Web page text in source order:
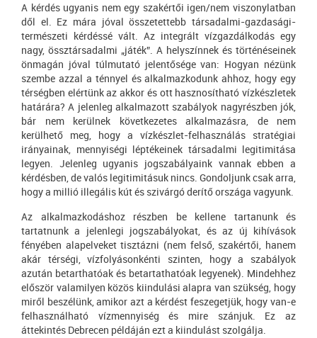
A kérdés ugyanis nem egy szakértői igen/nem viszonylatban
dől el. Ez mára jóval összetettebb társadalmi-gazdasági-
természeti kérdéssé vált. Az integrált vízgazdálkodás egy
nagy, össztársadalmi „játék”. A helyszínnek és történéseinek
önmagán jóval túlmutató jelentősége van: Hogyan nézünk
szembe azzal a ténnyel és alkalmazkodunk ahhoz, hogy egy
térségben elértünk az akkor és ott hasznosítható vízkészletek
határára? A jelenleg alkalmazott szabályok nagyrészben jók,
bár nem kerülnek következetes alkalmazásra, de nem
kerülhető meg, hogy a vízkészlet-felhasználás stratégiai
irányainak, mennyiségi léptékeinek társadalmi legitimitása
legyen. Jelenleg ugyanis jogszabályaink vannak ebben a
kérdésben, de valós legitimitásuk nincs. Gondoljunk csak arra,
hogy a millió illegális kút és szivárgó derítő országa vagyunk.
Az alkalmazkodáshoz részben be kellene tartanunk és
tartatnunk a jelenlegi jogszabályokat, és az új kihívások
fényében alapelveket tisztázni (nem felső, szakértői, hanem
akár térségi, vízfolyásonkénti szinten, hogy a szabályok
azután betarthatóak és betartathatóak legyenek). Mindehhez
először valamilyen közös kiindulási alapra van szükség, hogy
miről beszélünk, amikor azt a kérdést feszegetjük, hogy van-e
felhasználható vízmennyiség és mire szánjuk. Ez az
áttekintés Debrecen példáján ezt a kiindulást szolgálja.